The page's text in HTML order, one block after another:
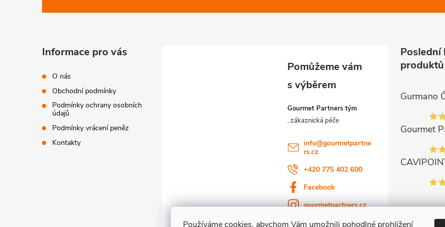
Používáme cookies, abychom Vám umožnili pohodlné prohlížení
v
y
v
ý
i
Informace pro vás
O nás
Obchodní podmínky
Podmínky ochrany osobních
údajů
Podmínky vrácení peněz
Kontakty
Gourmet Partners tým
info@gourmetpartne
rs.cz
+420 775 402 600
Facebook
gourmetpartners.cz
Poslední
produktů